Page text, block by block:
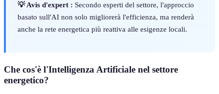
💡 Avis d'expert : Secondo esperti del settore, l'approccio
basato sull'AI non solo migliorerà l'efficienza, ma renderà
anche la rete energetica più reattiva alle esigenze locali.
Che cos'è l'Intelligenza Artificiale nel settore
energetico?